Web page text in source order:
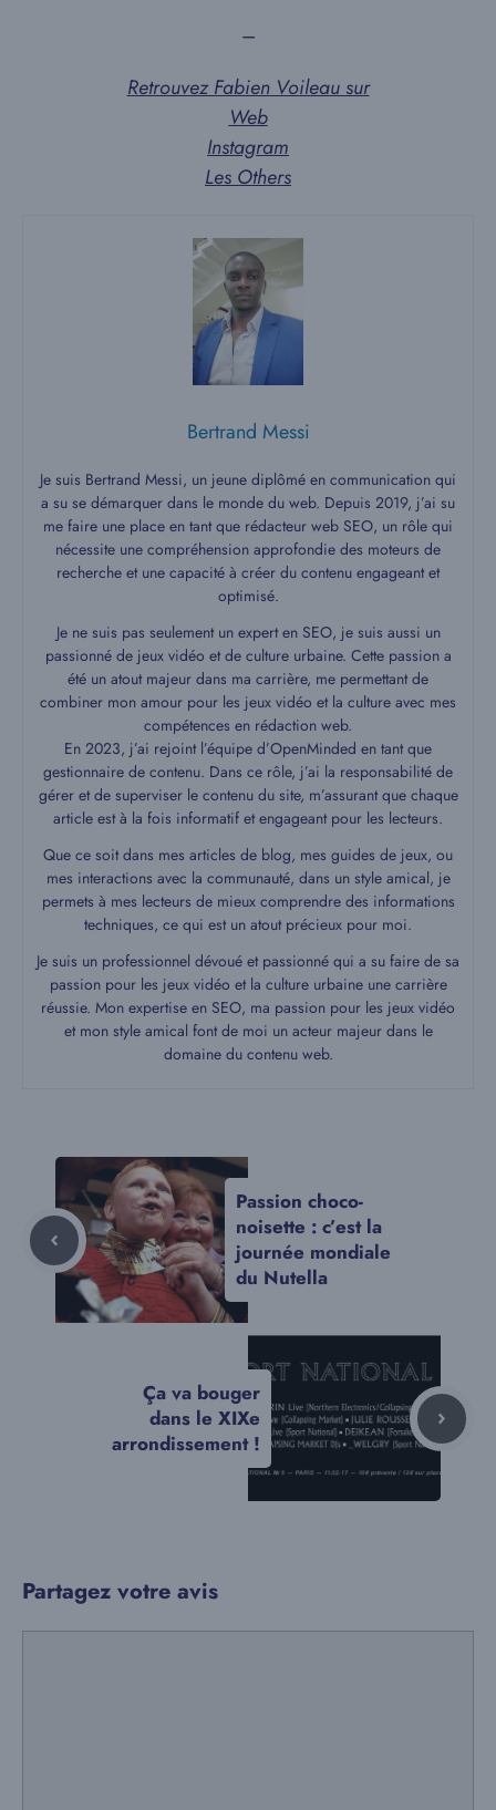
–
Retrouvez Fabien Voileau sur
Web
Instagram
Les Others
Bertrand Messi
Je suis Bertrand Messi, un jeune diplômé en communication qui
a su se démarquer dans le monde du web. Depuis 2019, j’ai su
me faire une place en tant que rédacteur web SEO, un rôle qui
nécessite une compréhension approfondie des moteurs de
recherche et une capacité à créer du contenu engageant et
optimisé.
Je ne suis pas seulement un expert en SEO, je suis aussi un
passionné de jeux vidéo et de culture urbaine. Cette passion a
été un atout majeur dans ma carrière, me permettant de
combiner mon amour pour les jeux vidéo et la culture avec mes
compétences en rédaction web.
En 2023, j’ai rejoint l’équipe d’OpenMinded en tant que
gestionnaire de contenu. Dans ce rôle, j’ai la responsabilité de
gérer et de superviser le contenu du site, m’assurant que chaque
article est à la fois informatif et engageant pour les lecteurs.
Que ce soit dans mes articles de blog, mes guides de jeux, ou
mes interactions avec la communauté, dans un style amical, je
permets à mes lecteurs de mieux comprendre des informations
techniques, ce qui est un atout précieux pour moi.
Je suis un professionnel dévoué et passionné qui a su faire de sa
passion pour les jeux vidéo et la culture urbaine une carrière
réussie. Mon expertise en SEO, ma passion pour les jeux vidéo
et mon style amical font de moi un acteur majeur dans le
domaine du contenu web.
Passion choco-
noisette : c’est la
journée mondiale
du Nutella
Ça va bouger
dans le XIXe
arrondissement !
Partagez votre avis